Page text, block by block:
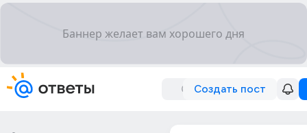
Создать пост